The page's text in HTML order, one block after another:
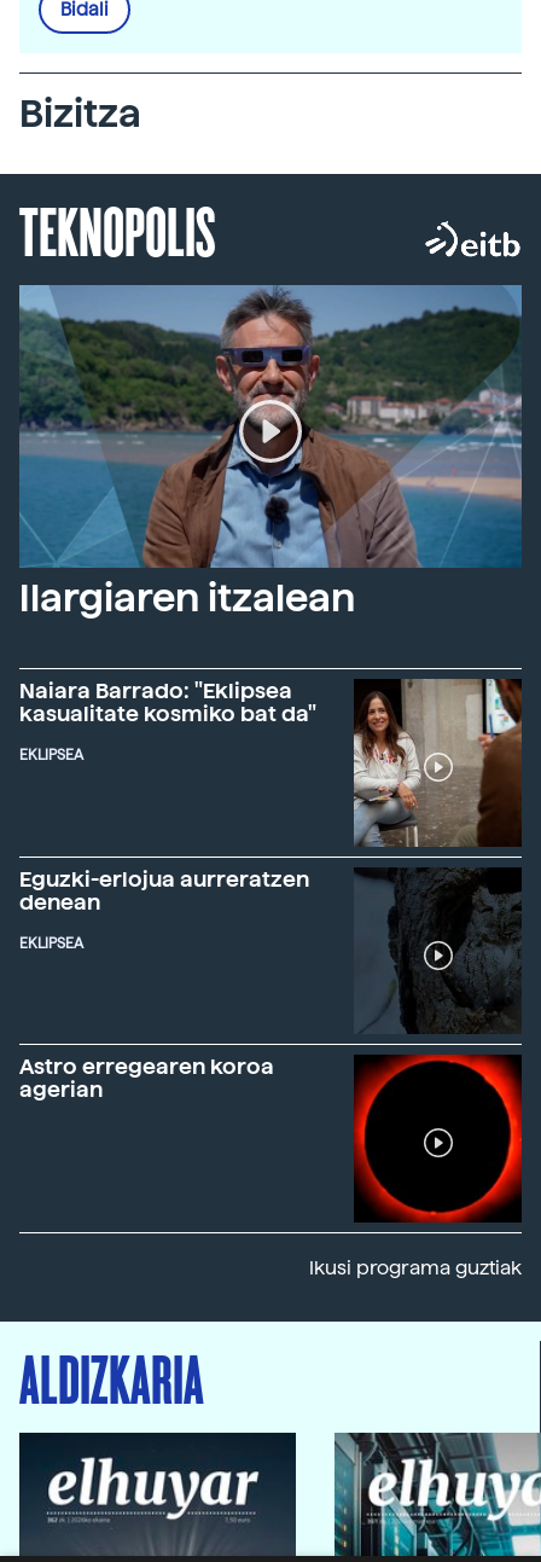
Bidali
Bizitza
TEKNOPOLIS
Ilargiaren itzalean
Naiara Barrado: "Eklipsea
kasualitate kosmiko bat da"
EKLIPSEA
Eguzki-erlojua aurreratzen
denean
EKLIPSEA
Astro erregearen koroa
agerian
Ikusi programa guztiak
ALDIZKARIA